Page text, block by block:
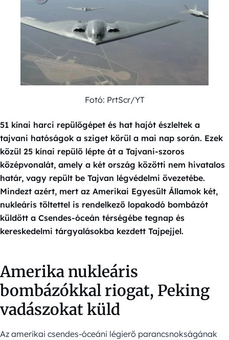
Fotó: PrtScr/YT
51 kínai harci repülőgépet és hat hajót észleltek a
tajvani hatóságok a sziget körül a mai nap során. Ezek
közül 25 kínai repülő lépte át a Tajvani-szoros
középvonalát, amely a két ország közötti nem hivatalos
határ, vagy repült be Tajvan légvédelmi övezetébe.
Mindezt azért, mert az Amerikai Egyesült Államok két,
nukleáris töltettel is rendelkező lopakodó bombázót
küldött a Csendes-óceán térségébe tegnap és
kereskedelmi tárgyalásokba kezdett Tajpejjel.
Amerika nukleáris
bombázókkal riogat, Peking
vadászokat küld
Az amerikai csendes-óceáni légierő parancsnokságának